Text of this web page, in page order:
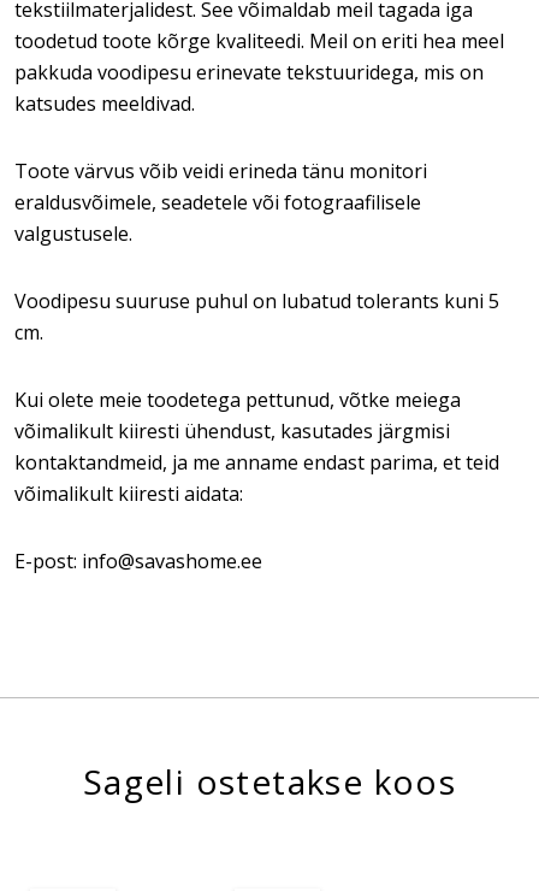
tekstiilmaterjalidest. See võimaldab meil tagada iga
toodetud toote kõrge kvaliteedi. Meil on eriti hea meel
pakkuda voodipesu erinevate tekstuuridega, mis on
katsudes meeldivad.
Toote värvus võib veidi erineda tänu monitori
eraldusvõimele, seadetele või fotograafilisele
valgustusele.
Voodipesu suuruse puhul on lubatud tolerants kuni 5
cm.
Kui olete meie toodetega pettunud, võtke meiega
võimalikult kiiresti ühendust, kasutades järgmisi
kontaktandmeid, ja me anname endast parima, et teid
võimalikult kiiresti aidata:
E-post: info@savashome.ee
Sageli ostetakse koos